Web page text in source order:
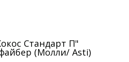
Стандарт П"
(Молли/ Asti)